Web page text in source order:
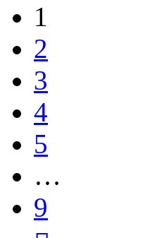
1
2
3
4
5
…
9